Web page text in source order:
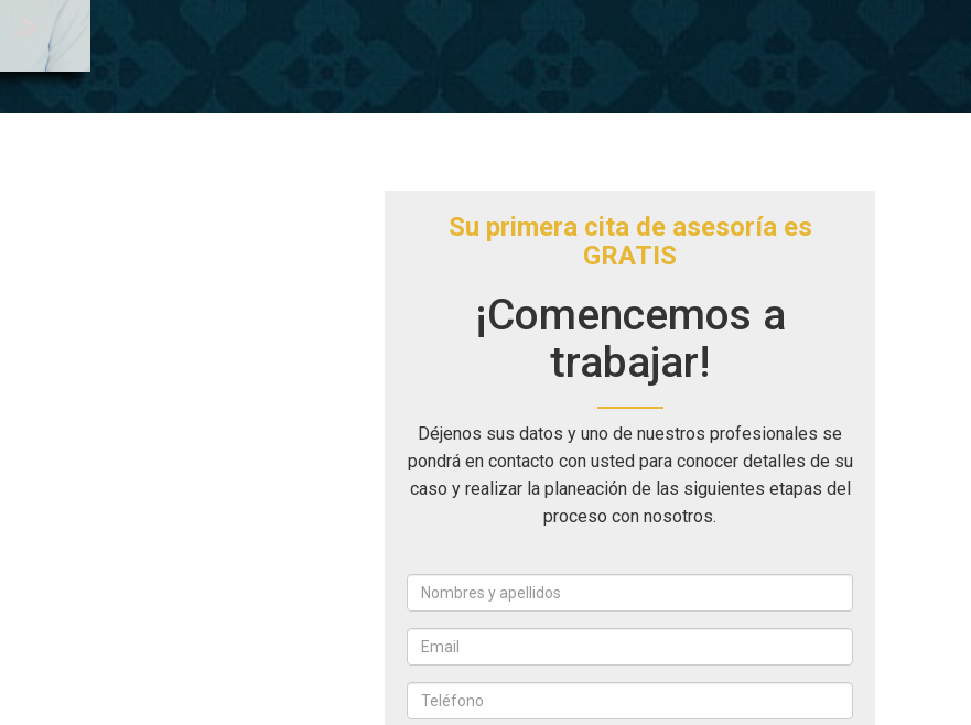
Su primera cita de asesoría es
GRATIS
¡Comencemos a
trabajar!
Déjenos sus datos y uno de nuestros profesionales se
pondrá en contacto con usted para conocer detalles de su
caso y realizar la planeación de las siguientes etapas del
proceso con nosotros.
apellidos
*